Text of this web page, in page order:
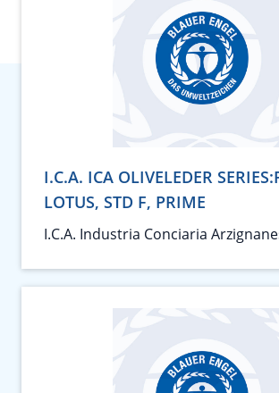
I.C.A. ICA OLIVELEDER
LOTUS, STD F, PRIME
I.C.A. Industria Conciaria